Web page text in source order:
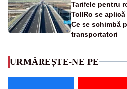
Tarifele pentru
TollRo se aplică
Ce se schimbă
transportatori
URMĂREȘTE-NE PE